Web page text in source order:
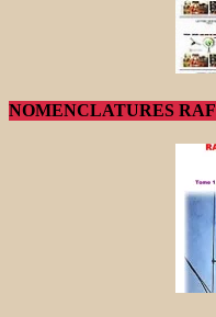
NOMENCLATURES RAF